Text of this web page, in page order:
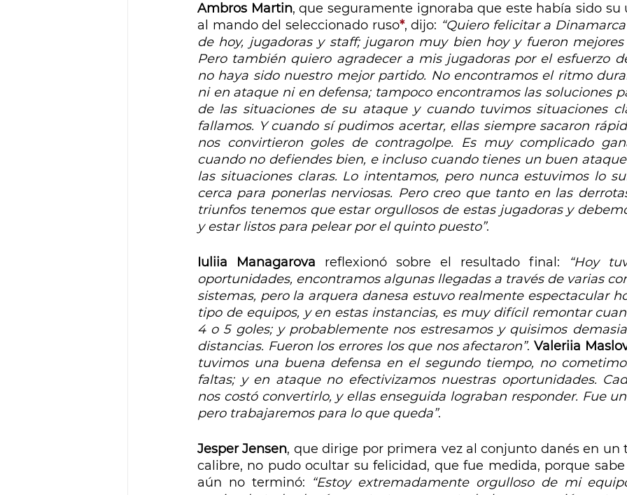
Ambros Martin, que seguramente ignoraba que este había sido
al mando del seleccionado ruso*, dijo: “Quiero felicitar a
de hoy, jugadoras y staff; jugaron muy bien hoy y fueron mejores
Pero también quiero agradecer a mis jugadoras por el esfuerzo
no haya sido nuestro mejor partido. No encontramos el ritmo
ni en ataque ni en defensa; tampoco encontramos las soluciones
de las situaciones de su ataque y cuando tuvimos situaciones
fallamos. Y cuando sí pudimos acertar, ellas siempre sacaron
nos convirtieron goles de contragolpe. Es muy complicado
cuando no defiendes bien, e incluso cuando tienes un buen
las situaciones claras. Lo intentamos, pero nunca estuvimos lo
cerca para ponerlas nerviosas. Pero creo que tanto en las
triunfos tenemos que estar orgullosos de estas jugadoras y
y estar listos para pelear por el quinto puesto”.
Iuliia Managarova reflexionó sobre el resultado final:
“Hoy
oportunidades, encontramos algunas llegadas a través de varias
sistemas, pero la arquera danesa estuvo realmente espectacular
tipo de equipos, y en estas instancias, es muy difícil remontar
4 o 5 goles; y probablemente nos estresamos y quisimos
distancias. Fueron los errores los que nos afectaron”. Valeriia
tuvimos una buena defensa en el segundo tiempo, no
faltas; y en ataque no efectivizamos nuestras oportunidades.
nos costó convertirlo, y ellas enseguida lograban responder. Fue
pero trabajaremos para lo que queda”.
Jesper Jensen, que dirige por primera vez al conjunto danés en un
calibre, no pudo ocultar su felicidad, que fue medida, porque
aún no terminó: “Estoy extremadamente orgulloso de mi